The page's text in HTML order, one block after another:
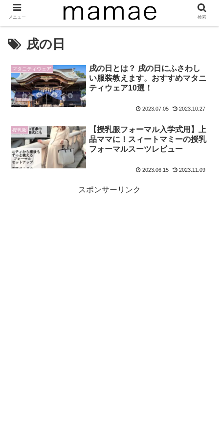
戌の日
マタニティウェア
戌の日とは？ 戌の日にふさわし
い服装教えます。おすすめマタニ
ティウェア10選！
2023.07.05 2023.10.27
授乳服
【授乳服フォーマル入学式用】上
品ママに！スィートマミーの授乳
フォーマルスーツレビュー
2023.06.15 2023.11.09
スポンサーリンク
メニュー 検索